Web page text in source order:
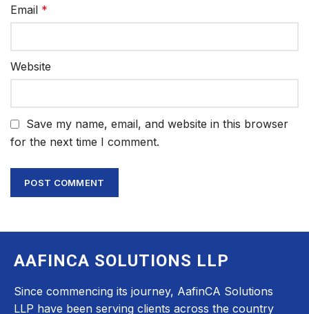
Email *
Website
Save my name, email, and website in this browser
for the next time I comment.
AAFINCA SOLUTIONS LLP
Since commencing its journey, AafinCA Solutions
LLP have been serving clients across the country